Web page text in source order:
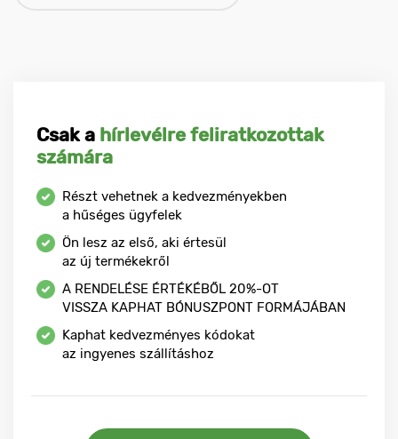
Csak a hírlevélre feliratkozottak
számára
Részt vehetnek a kedvezményekben
a hűséges ügyfelek
Ön lesz az első, aki értesül
az új termékekről
A RENDELÉSE ÉRTÉKÉBŐL 20%-OT
VISSZA KAPHAT BÓNUSZPONT FORMÁJÁBAN
Kaphat kedvezményes kódokat
az ingyenes szállításhoz